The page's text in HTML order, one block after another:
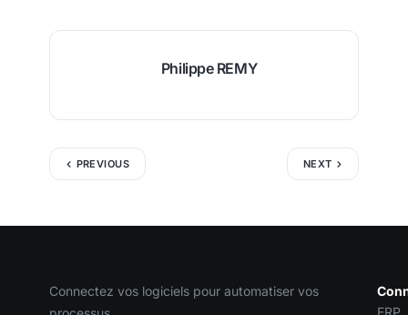
Philippe REMY
PREVIOUS NEXT
Connectez vos logiciels pour automatiser vos